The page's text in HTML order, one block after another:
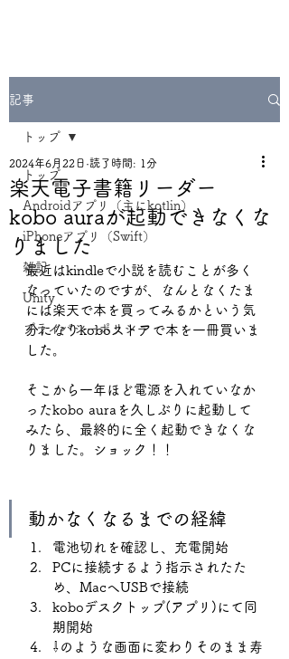
記事
トップ
Androidアプリ（主にkotlin）
iPhoneアプリ（Swift）
雑記
Unity
プライバシーポリシー
トップ
楽天電子書籍リーダー
kobo auraが起動できなくな
りました
2024年6月22日 読了時間: 1分
最近はkindleで小説を読むことが多く
なっていたのですが、なんとなくたま
には楽天で本を買ってみるかという気
分になりkoboストアで本を一冊買いま
した。
そこから一年ほど電源を入れていなか
ったkobo auraを久しぶりに起動して
みたら、最終的に全く起動できなくな
りました。ショック！！
動かなくなるまでの経緯
電池切れを確認し、充電開始
PCに接続するよう指示されたた
め、MacへUSBで接続
koboデスクトップ(アプリ)にて同
期開始
⇩のような画面に変わりそのまま寿